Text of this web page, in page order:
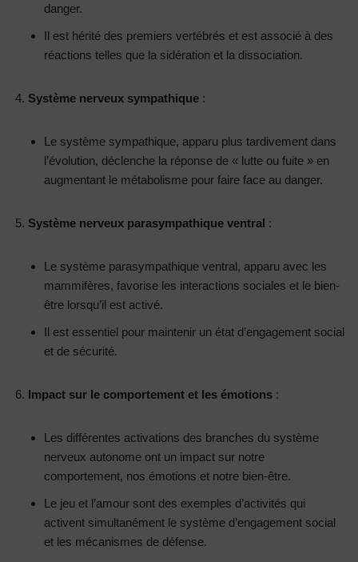
danger.
Il est hérité des premiers vertébrés et est associé à des
réactions telles que la sidération et la dissociation.
Système nerveux sympathique :
Le système sympathique, apparu plus tardivement dans
l’évolution, déclenche la réponse de « lutte ou fuite » en
augmentant le métabolisme pour faire face au danger.
Système nerveux parasympathique ventral :
Le système parasympathique ventral, apparu avec les
mammifères, favorise les interactions sociales et le bien-
être lorsqu’il est activé.
Il est essentiel pour maintenir un état d’engagement social
et de sécurité.
Impact sur le comportement et les émotions :
Les différentes activations des branches du système
nerveux autonome ont un impact sur notre
comportement, nos émotions et notre bien-être.
Le jeu et l’amour sont des exemples d’activités qui
activent simultanément le système d’engagement social
et les mécanismes de défense.